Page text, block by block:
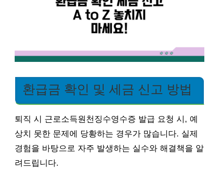
환급금 확인 및 세금 신고 방법
퇴직 시 근로소득원천징수영수증 발급 요청 시, 예
상치 못한 문제에 당황하는 경우가 많습니다. 실제
경험을 바탕으로 자주 발생하는 실수와 해결책을 알
려드립니다.